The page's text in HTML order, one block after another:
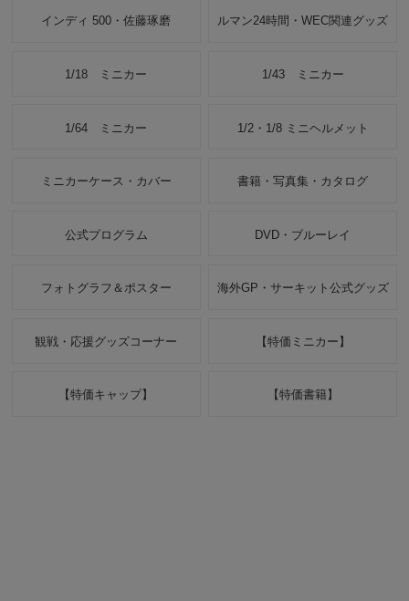
インディ 500・佐藤琢磨 ルマン24時間・WEC関連グッズ
1/18 ミニカー 1/43 ミニカー
1/64 ミニカー 1/2・1/8 ミニヘルメット
ミニカーケース・カバー 書籍・写真集・カタログ
公式プログラム DVD・ブルーレイ
フォトグラフ＆ポスター 海外GP・サーキット公式グッズ
観戦・応援グッズコーナー 【特価ミニカー】
【特価キャップ】 【特価書籍】